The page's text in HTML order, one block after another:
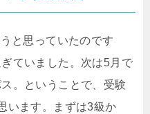
と思っていたのです
ていました。次は5月で
。ということで、受験
います。まずは3級か